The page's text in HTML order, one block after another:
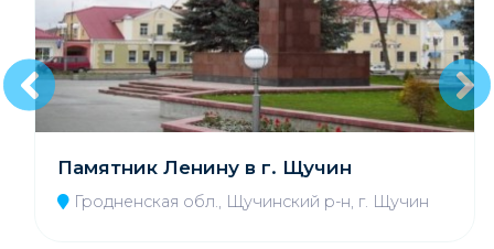
Памятник Ленину в г. Щучин
Гродненская обл., Щучинский р-н, г. Щучин